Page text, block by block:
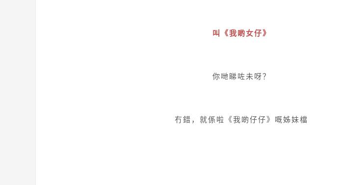
叫《我啲女仔》
你哋睇咗未呀？
冇錯，就係啦《我啲仔仔》嘅姊妹檔